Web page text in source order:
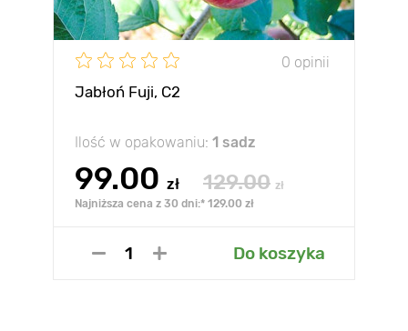
0 opinii
Jabłoń Fuji, С2
Ilość w opakowaniu: 1 sadz
99.00 zł 129.00 zł
Najniższa cena z 30 dni:* 129.00 zł
Do koszyka